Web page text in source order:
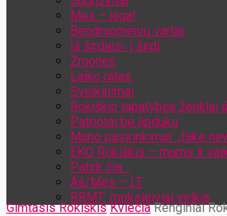
Mes – jėga!
Bendruomenių vartai
Iš širdies- į širdį
Žmonės
Laiko ratas
Sveikinimai
Rokiškio tapatybės ženklai
Patriotai be lipdukų
Mano pasirinkimai: „fake
EKO Rokiškis – mums ir
Patirk čia…
Aš/Mes – LT
RRMT: moksleiviai veikia
Gimtasis Rokiškis Kviečia Renginiai